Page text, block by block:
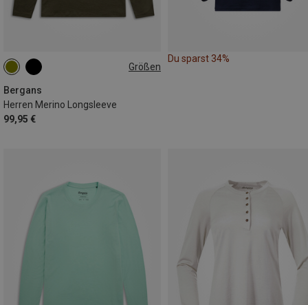
Größen
Bergans
Herren Merino Longsleeve
99,95 €
S M
Du sparst 34%